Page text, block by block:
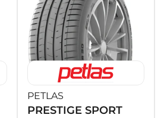
PETLAS
PRESTIGE SPORT